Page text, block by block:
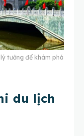
tưởng để khám phá
du lịch